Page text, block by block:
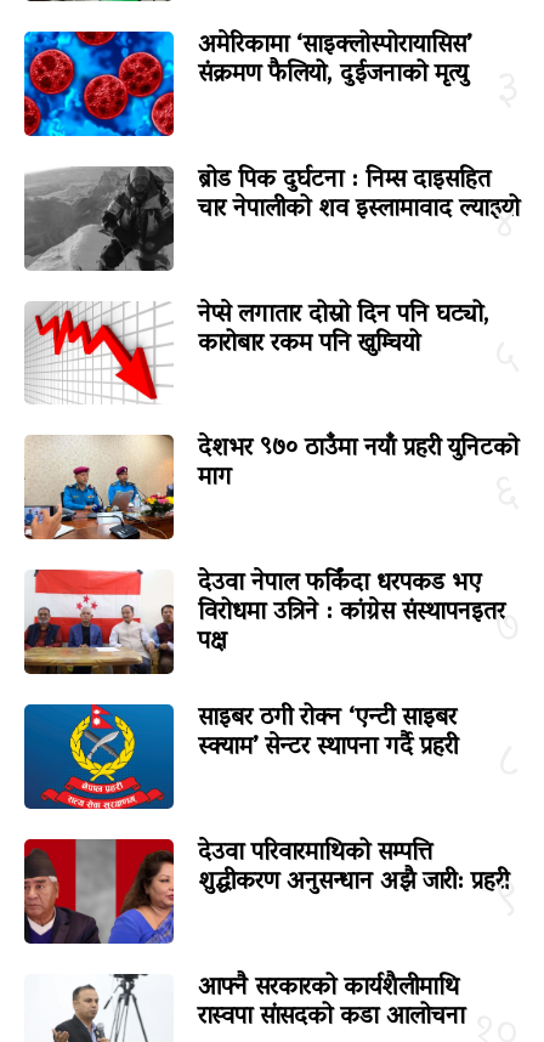
अमेरिकामा ‘साइक्लोस्पोरायासिस’
संक्रमण फैलियो, दुईजनाको मृत्यु
४
ब्रोड पिक दुर्घटना : निम्स दाइसहित
चार नेपालीको शव इस्लामावाद ल्याइयो
नेप्से लगातार दोस्रो दिन पनि घट्यो,
कारोबार रकम पनि खुम्चियो
देशभर ९७० ठाउँमा नयाँ प्रहरी युनिटको
माग
७
देउवा नेपाल फर्किंदा धरपकड भए
विरोधमा उत्रिने : कांग्रेस संस्थापनइतर
पक्ष
साइबर ठगी रोक्न ‘एन्टी साइबर
स्क्याम’ सेन्टर स्थापना गर्दै प्रहरी
९
देउवा परिवारमाथिको सम्पत्ति
शुद्धीकरण अनुसन्धान अझै जारी: प्रहरी
आफ्नै सरकारको कार्यशैलीमाथि
रास्वपा सांसदको कडा आलोचना